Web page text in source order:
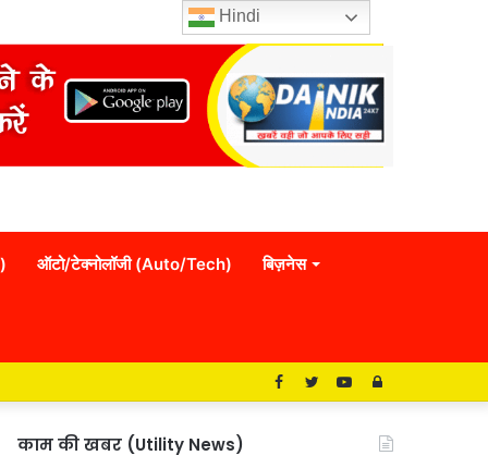
ऑटो/टेक्नोलॉजी (Auto/Tech) बिज़नेस
Log
YouTube
Twitter
Facebook
काम की खबर (Utility News)
Hindi